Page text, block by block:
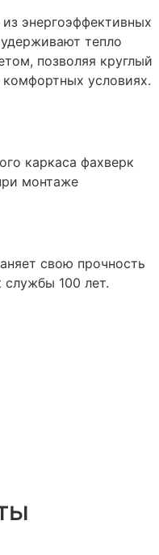
энергоэффективных
тепло
позволяя круглый
условиях.
каркаса фахверк
монтаже
свою прочность
100 лет.